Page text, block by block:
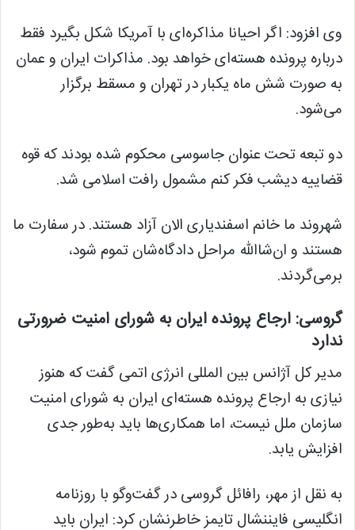
وی افزود: اگر احیانا مذاکره‌ای با آمریکا شکل بگیرد فقط
درباره پرونده هسته‌ای خواهد بود. مذاکرات ایران و عمان
به صورت شش ماه یکبار در تهران و مسقط برگزار
می‌شود.
دو تبعه تحت عنوان جاسوسی محکوم شده بودند که قوه
قضاییه دیشب فکر کنم مشمول رافت اسلامی شد.
شهروند ما خانم اسفندیاری الان آزاد هستند. در سفارت ما
هستند و ان‌شاالله مراحل دادگاه‌شان تموم شود،
برمی‌گردند.
گروسی: ارجاع پرونده ایران به شورای امنیت ضرورتی
ندارد
مدیر کل آژانس بین المللی انرژی اتمی گفت که هنوز
نیازی به ارجاع پرونده هسته‌ای ایران به شورای امنیت
سازمان ملل نیست، اما همکاری‌ها باید به‌طور جدی
افزایش یابد.
به نقل از مهر، رافائل گروسی در گفت‌و‌گو با روزنامه
انگلیسی فایننشال تایمز خاطرنشان کرد: ایران باید